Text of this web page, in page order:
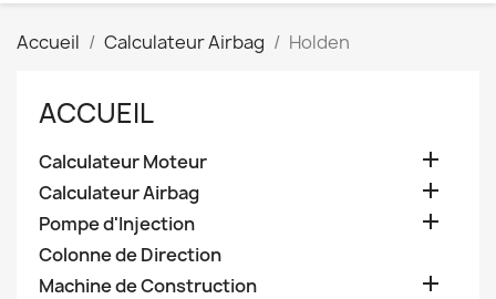
Accueil Calculateur Airbag Holden
ACCUEIL
Calculateur Moteur 
Calculateur Airbag 
Pompe d'Injection 
Colonne de Direction
Machine de Construction
